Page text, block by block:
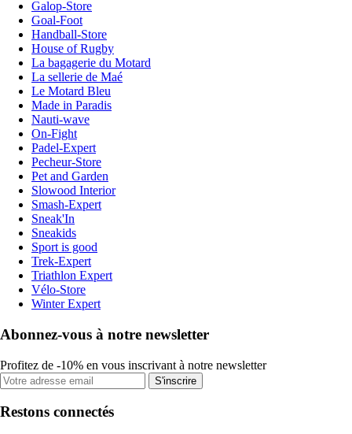
Galop-Store
Goal-Foot
Handball-Store
House of Rugby
La bagagerie du Motard
La sellerie de Maé
Le Motard Bleu
Made in Paradis
Nauti-wave
On-Fight
Padel-Expert
Pecheur-Store
Pet and Garden
Slowood Interior
Smash-Expert
Sneak'In
Sneakids
Sport is good
Trek-Expert
Triathlon Expert
Vélo-Store
Winter Expert
Abonnez-vous à notre newsletter
Profitez de -10% en vous inscrivant à notre newsletter
S'inscrire
Restons connectés